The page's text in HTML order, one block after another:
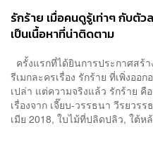
รักร้าย เมื่อคนดูรู้เท่าๆ กับตัว
เป็นเนื้อหาที่น่าติดตาม
ครั้งแรกที่ได้ยินการประกาศสร้
รีเมกละครเรื่อง รักร้าย ที่เพิ่งออ
เปล่า แต่ความจริงแล้ว รักร้าย คื
เรื่องจาก เจี๊ยบ-วรรธนา วีรยวร
เมีย 2018, ใบไม้ที่ปลิดปลิว, ใต้ห